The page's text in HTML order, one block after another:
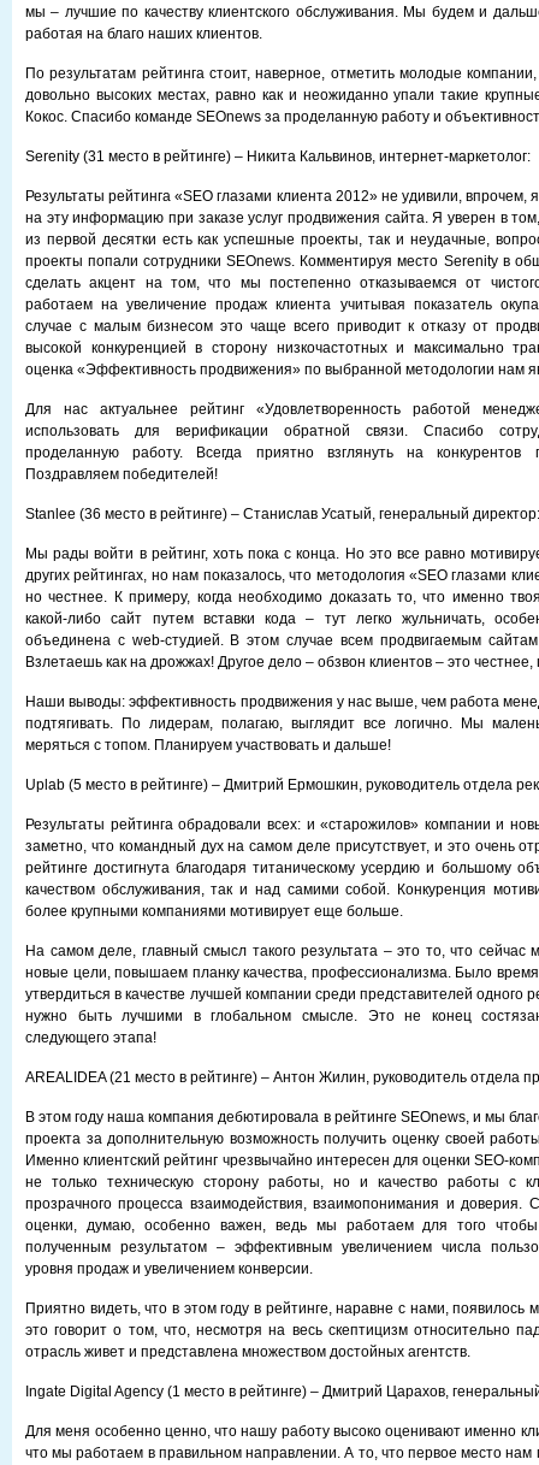
мы – лучшие по качеству клиентского обслуживания. Мы будем и
работая на благо наших клиентов.
По результатам рейтинга стоит, наверное, отметить молодые
довольно высоких местах, равно как и неожиданно упали такие
Кокос. Спасибо команде SEOnews за проделанную работу и
Serenity (31 место в рейтинге) – Никита Кальвинов, интернет-маркетолог:
Результаты рейтинга «SEO глазами клиента 2012» не удивили, впрочем,
на эту информацию при заказе услуг продвижения сайта. Я уверен в
из первой десятки есть как успешные проекты, так и неудачные,
проекты попали сотрудники SEOnews. Комментируя место Serenity в
сделать акцент на том, что мы постепенно отказываемся от
работаем на увеличение продаж клиента учитывая показатель
случае с малым бизнесом это чаще всего приводит к отказу от
высокой конкуренцией в сторону низкочастотных и максимально
оценка «Эффективность продвижения» по выбранной методологии нам
Для нас актуальнее рейтинг «Удовлетворенность работой
использовать для верификации обратной связи. Спасибо
проделанную работу. Всегда приятно взглянуть на конкурентов
Поздравляем победителей!
Stanlee (36 место в рейтинге) – Станислав Усатый, генеральный директор:
Мы рады войти в рейтинг, хоть пока с конца. Но это все равно
других рейтингах, но нам показалось, что методология «SEO глазами
но честнее. К примеру, когда необходимо доказать то, что именно
какой-либо сайт путем вставки кода – тут легко жульничать,
объединена с web-студией. В этом случае всем продвигаемым
Взлетаешь как на дрожжах! Другое дело – обзвон клиентов – это честнее,
Наши выводы: эффективность продвижения у нас выше, чем работа
подтягивать. По лидерам, полагаю, выглядит все логично. Мы
меряться с топом. Планируем участвовать и дальше!
Uplab (5 место в рейтинге) – Дмитрий Ермошкин, руководитель отдела
Результаты рейтинга обрадовали всех: и «старожилов» компании и
заметно, что командный дух на самом деле присутствует, и это очень
рейтинге достигнута благодаря титаническому усердию и большому
качеством обслуживания, так и над самими собой. Конкуренция
более крупными компаниями мотивирует еще больше.
На самом деле, главный смысл такого результата – это то, что сейчас
новые цели, повышаем планку качества, профессионализма. Было
утвердиться в качестве лучшей компании среди представителей одного
нужно быть лучшими в глобальном смысле. Это не конец
следующего этапа!
AREALIDEA (21 место в рейтинге) – Антон Жилин, руководитель отдела
В этом году наша компания дебютировала в рейтинге SEOnews, и мы
проекта за дополнительную возможность получить оценку своей
Именно клиентский рейтинг чрезвычайно интересен для оценки SEO-
не только техническую сторону работы, но и качество работы с
прозрачного процесса взаимодействия, взаимопонимания и доверия.
оценки, думаю, особенно важен, ведь мы работаем для того
полученным результатом – эффективным увеличением числа
уровня продаж и увеличением конверсии.
Приятно видеть, что в этом году в рейтинге, наравне с нами, появилось
это говорит о том, что, несмотря на весь скептицизм относительно
отрасль живет и представлена множеством достойных агентств.
Ingate Digital Agency (1 место в рейтинге) – Дмитрий Царахов,
Для меня особенно ценно, что нашу работу высоко оценивают именно
что мы работаем в правильном направлении. А то, что первое место нам